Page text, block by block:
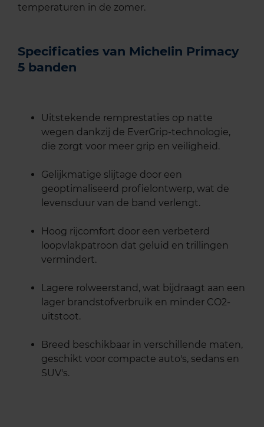
temperaturen in de zomer.
Specificaties van Michelin Primacy
5 banden
Uitstekende remprestaties op natte
wegen dankzij de EverGrip-technologie,
die zorgt voor meer grip en veiligheid.
Gelijkmatige slijtage door een
geoptimaliseerd profielontwerp, wat de
levensduur van de band verlengt.
Hoog rijcomfort door een verbeterd
loopvlakpatroon dat geluid en trillingen
vermindert.
Lagere rolweerstand, wat bijdraagt aan een
lager brandstofverbruik en minder CO2-
uitstoot.
Breed beschikbaar in verschillende maten,
geschikt voor compacte auto's, sedans en
SUV's.